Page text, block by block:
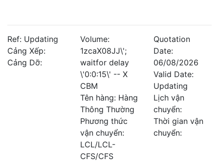
Ref: Updating
Cảng Xếp:
Cảng Dỡ:
Volume:
1zcaX08JJ\';
waitfor delay
\'0:0:15\' -- X
CBM
Tên hàng: Hàng
Thông Thường
Phương thức
vận chuyển:
LCL/LCL-
CFS/CFS
Quotation
Date:
06/08/2026
Valid Date:
Updating
Lịch vận
chuyển:
Thời gian vận
chuyển: